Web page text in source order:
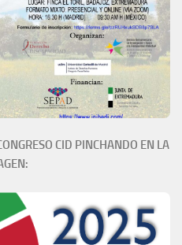
CID PINCHANDO EN LA